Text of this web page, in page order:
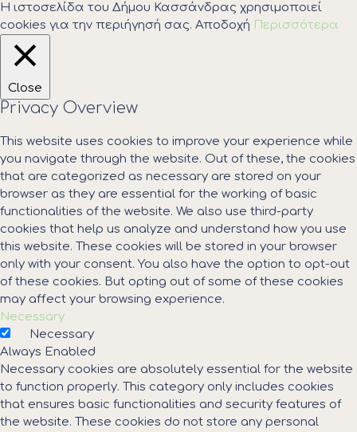
Η ιστοσελίδα του Δήμου Κασσάνδρας χρησιμοποιεί
cookies για την περιήγησή σας. Αποδοχή Περισσότερα
Close
Privacy Overview
This website uses cookies to improve your experience while
you navigate through the website. Out of these, the cookies
that are categorized as necessary are stored on your
browser as they are essential for the working of basic
functionalities of the website. We also use third-party
cookies that help us analyze and understand how you use
this website. These cookies will be stored in your browser
only with your consent. You also have the option to opt-out
of these cookies. But opting out of some of these cookies
may affect your browsing experience.
Necessary
Necessary
Always Enabled
Necessary cookies are absolutely essential for the website
to function properly. This category only includes cookies
that ensures basic functionalities and security features of
the website. These cookies do not store any personal